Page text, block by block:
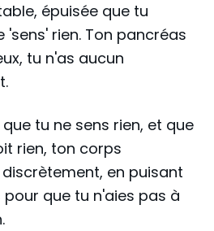
épuisée que tu
'sens' rien. Ton pancréas
tu n'as aucun
tu ne sens rien, et que
rien, ton corps
en puisant
que tu n'aies pas à